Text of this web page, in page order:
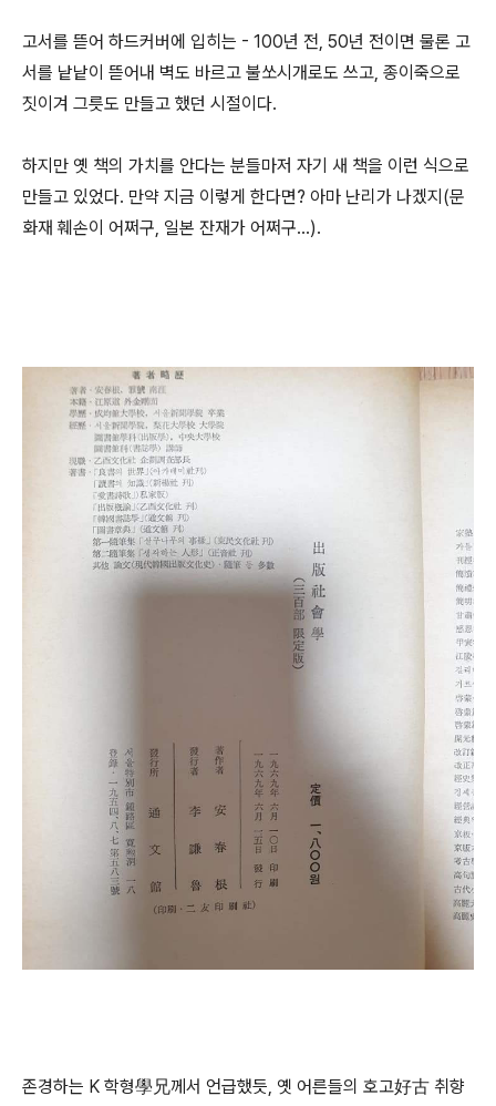
고서를 뜯어 하드커버에 입히는 - 100년 전, 50년 전이면 물론 고
서를 낱낱이 뜯어내 벽도 바르고 불쏘시개로도 쓰고, 종이죽으로
짓이겨 그릇도 만들고 했던 시절이다.
하지만 옛 책의 가치를 안다는 분들마저 자기 새 책을 이런 식으로
만들고 있었다. 만약 지금 이렇게 한다면? 아마 난리가 나겠지(문
화재 훼손이 어쩌구, 일본 잔재가 어쩌구...).
존경하는 K 학형學兄께서 언급했듯, 옛 어른들의 호고好古 취향